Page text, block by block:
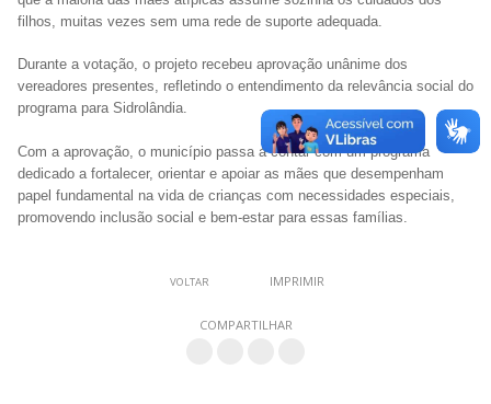
filhos, muitas vezes sem uma rede de suporte adequada.
Durante a votação, o projeto recebeu aprovação unânime dos
vereadores presentes, refletindo o entendimento da relevância social do
programa para Sidrolândia.
Com a aprovação, o município passa a contar com um programa
dedicado a fortalecer, orientar e apoiar as mães que desempenham
papel fundamental na vida de crianças com necessidades especiais,
promovendo inclusão social e bem-estar para essas famílias.
VOLTAR IMPRIMIR
COMPARTILHAR